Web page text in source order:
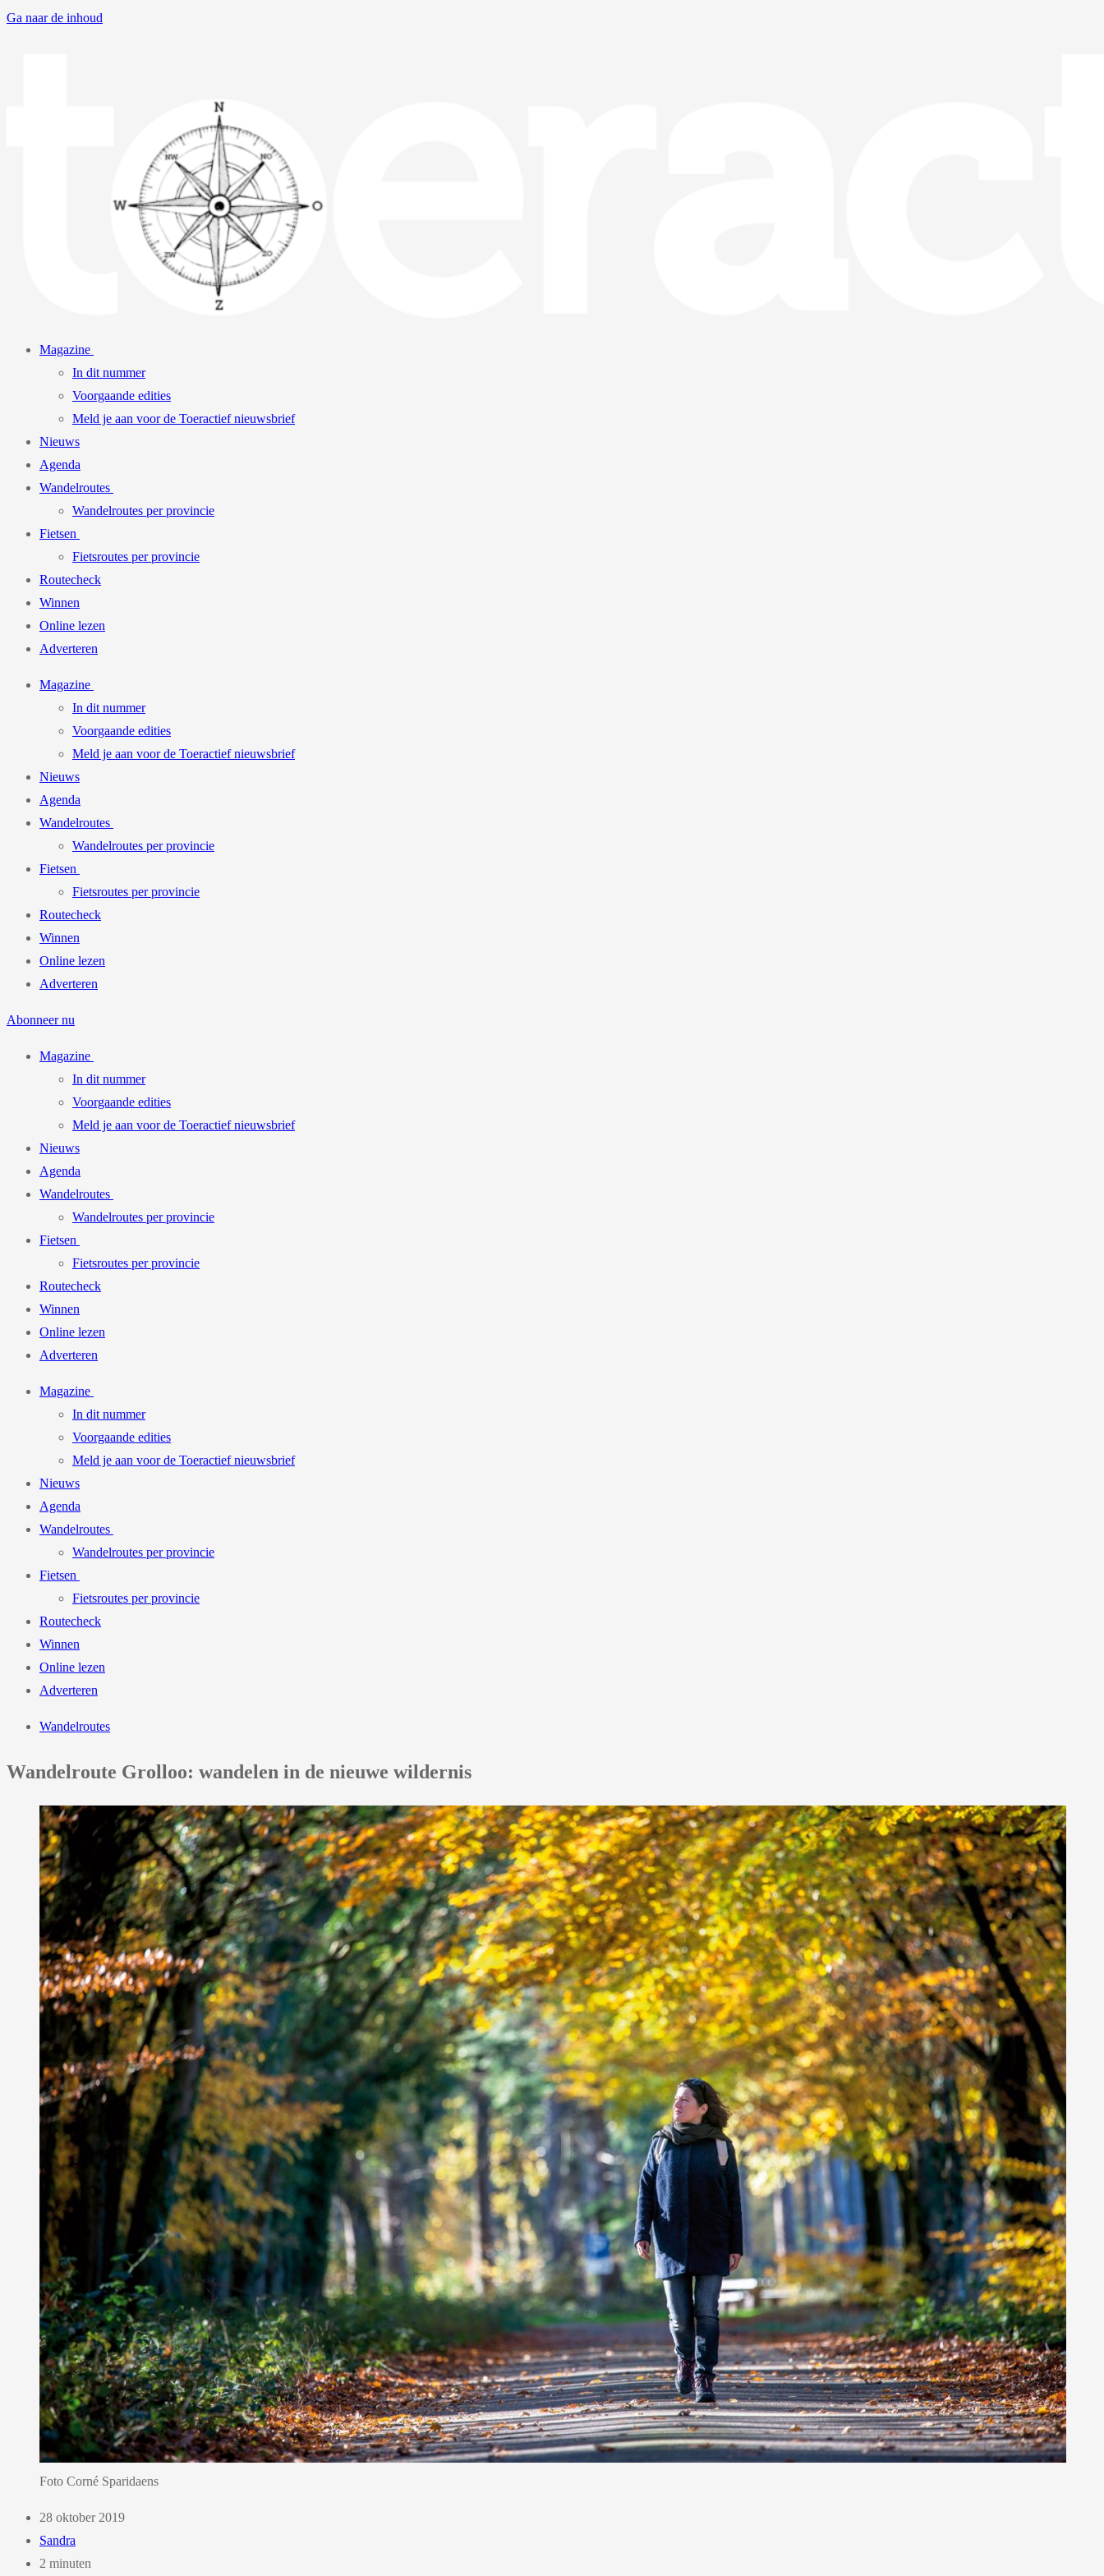
Ga naar de inhoud
Magazine
In dit nummer
Voorgaande edities
Meld je aan voor de Toeractief nieuwsbrief
Nieuws
Agenda
Wandelroutes
Wandelroutes per provincie
Fietsen
Fietsroutes per provincie
Routecheck
Winnen
Online lezen
Adverteren
Magazine
In dit nummer
Voorgaande edities
Meld je aan voor de Toeractief nieuwsbrief
Nieuws
Agenda
Wandelroutes
Wandelroutes per provincie
Fietsen
Fietsroutes per provincie
Routecheck
Winnen
Online lezen
Adverteren
Abonneer nu
Magazine
In dit nummer
Voorgaande edities
Meld je aan voor de Toeractief nieuwsbrief
Nieuws
Agenda
Wandelroutes
Wandelroutes per provincie
Fietsen
Fietsroutes per provincie
Routecheck
Winnen
Online lezen
Adverteren
Magazine
In dit nummer
Voorgaande edities
Meld je aan voor de Toeractief nieuwsbrief
Nieuws
Agenda
Wandelroutes
Wandelroutes per provincie
Fietsen
Fietsroutes per provincie
Routecheck
Winnen
Online lezen
Adverteren
Wandelroutes
Wandelroute Grolloo: wandelen in de nieuwe wildernis
Foto Corné Sparidaens
28 oktober 2019
Sandra
2 minuten